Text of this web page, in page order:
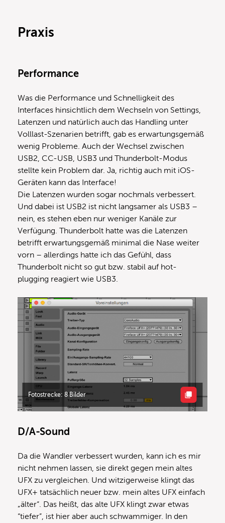
Praxis
Performance
Was die Performance und Schnelligkeit des
Interfaces hinsichtlich dem Wechseln von Settings,
Latenzen und natürlich auch das Handling unter
Volllast-Szenarien betrifft, gab es erwartungsgemäß
wenig Probleme. Auch der Wechsel zwischen
USB2, CC-USB, USB3 und Thunderbolt-Modus
stellte kein Problem dar. Ja, richtig auch mit iOS-
Geräten kann das Interface!
Die Latenzen wurden sogar nochmals verbessert.
Und dabei ist USB2 ist nicht langsamer als USB3 –
nein, es stehen eben nur weniger Kanäle zur
Verfügung. Thunderbolt hatte was die Latenzen
betrifft erwartungsgemäß minimal die Nase weiter
vorn – allerdings hatte ich das Gefühl, dass
Thunderbolt nicht so gut bzw. stabil auf hot-
plugging reagiert wie USB3.
Fotostrecke: 8 Bilder
D/A-Sound
Da die Wandler verbessert wurden, kann ich es mir
nicht nehmen lassen, sie direkt gegen mein altes
UFX zu vergleichen. Und witzigerweise klingt das
UFX+ tatsächlich neuer bzw. mein altes UFX einfach
„älter“. Das heißt, das alte UFX klingt zwar etwas
“tiefer”, ist hier aber auch schwammiger. In den